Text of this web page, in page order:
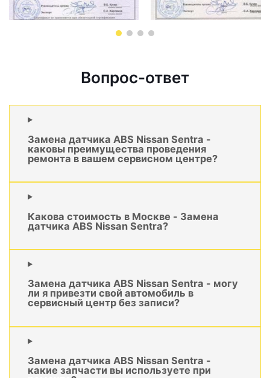
Вопрос-ответ
Замена датчика ABS Nissan Sentra -
каковы преимущества проведения
ремонта в вашем сервисном центре?
Какова стоимость в Москве - Замена
датчика ABS Nissan Sentra?
Замена датчика ABS Nissan Sentra - могу
ли я привезти свой автомобиль в
сервисный центр без записи?
Замена датчика ABS Nissan Sentra -
какие запчасти вы используете при